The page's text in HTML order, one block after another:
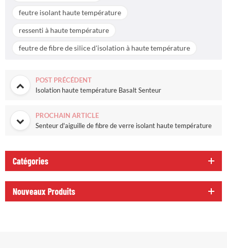
feutre isolant haute température
ressenti à haute température
feutre de fibre de silice d'isolation à haute température
POST PRÉCÉDENT
Isolation haute température Basalt Senteur
PROCHAIN ARTICLE
Senteur d'aiguille de fibre de verre isolant haute température
Catégories
Nouveaux Produits